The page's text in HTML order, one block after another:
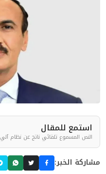
استمع للمقال
النص المسموع تلقائي ناتج عن نظام آلي
مشاركة الخبر: